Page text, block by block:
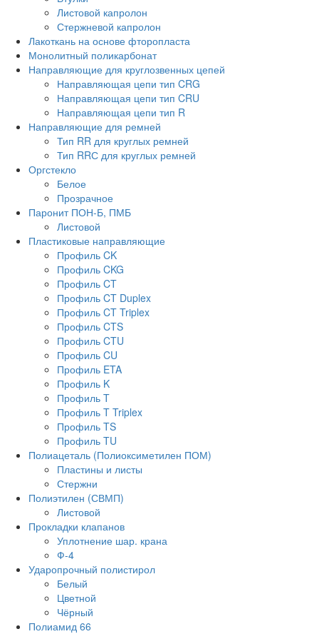
Листовой капролон
Стержневой капролон
Лакоткань на основе фторопласта
Монолитный поликарбонат
Направляющие для круглозвенных цепей
Направляющая цепи тип CRG
Направляющая цепи тип CRU
Направляющая цепи тип R
Направляющие для ремней
Тип RR для круглых ремней
Тип RRС для круглых ремней
Оргстекло
Белое
Прозрачное
Паронит ПОН-Б, ПМБ
Листовой
Пластиковые направляющие
Профиль CK
Профиль CKG
Профиль CT
Профиль CT Duplex
Профиль CT Triplex
Профиль CTS
Профиль CTU
Профиль CU
Профиль ETA
Профиль K
Профиль T
Профиль T Triplex
Профиль TS
Профиль TU
Полиацеталь (Полиоксиметилен ПОМ)
Пластины и листы
Стержни
Полиэтилен (СВМП)
Листовой
Прокладки клапанов
Уплотнение шар. крана
Ф-4
Ударопрочный полистирол
Белый
Цветной
Чёрный
Полиамид 66